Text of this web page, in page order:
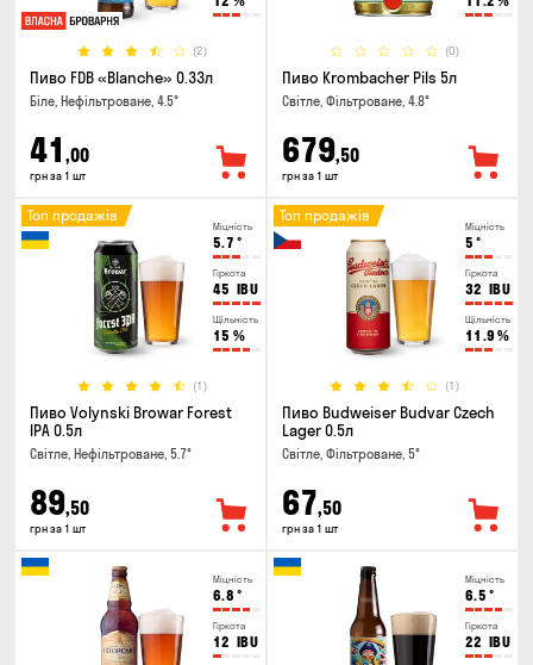
(2)
Пиво FDB «Blanche» 0.33л
Біле, Нефільтроване, 4.5°
41 ,00
грн за 1 шт
(0)
Пиво Krombacher Pils 5л
Світле, Фільтроване, 4.8°
679,50
грн за 1 шт
Міцність
5.7 °
Гіркота
45 IBU
Щільність
15 %
(1)
Топ продажів
Пиво Volynski Browar Forest
IPA 0.5л
Світле, Нефільтроване, 5.7°
89,50
грн за 1 шт
Міцність
5 °
Гіркота
32 IBU
Щільність
11.9 %
(1)
Топ продажів
Пиво Budweiser Budvar Czech
Lager 0.5л
Світле, Фільтроване, 5°
67,50
грн за 1 шт
Міцність
6.8 °
Гіркота
12 IBU
Міцність
6.5 °
Гіркота
22 IBU